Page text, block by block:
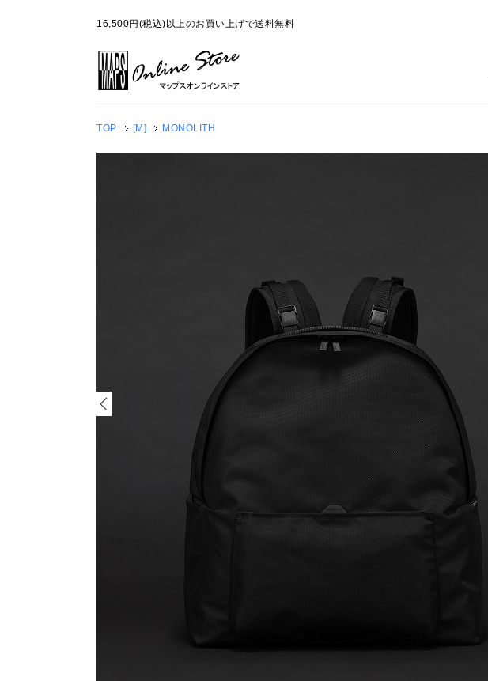
16,500円(税込)以上のお買い上げで送料無料
TOP [M] MONOLITH